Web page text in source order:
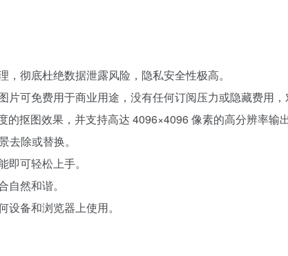
彻底杜绝数据泄露风险，隐私安全性极高。
片可免费用于商业用途，没有任何订阅压力或隐藏费用，
抠图效果，并支持高达 4096×4096 像素的高分辨率输出
去除或替换。
可轻松上手。
然和谐。
备和浏览器上使用。